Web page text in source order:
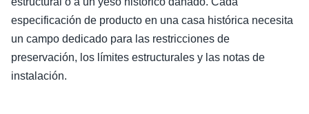
especificación de producto en una casa histórica necesita
un campo dedicado para las restricciones de
preservación, los límites estructurales y las notas de
instalación.